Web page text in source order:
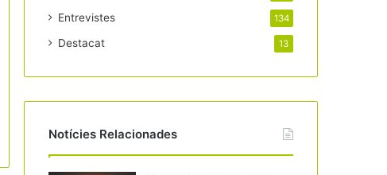
Entrevistes 134
Destacat 13
Notícies Relacionades